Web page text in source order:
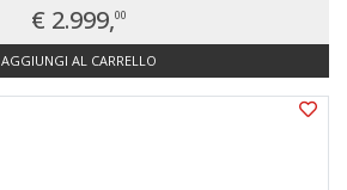
€ 2.999,00
AGGIUNGI AL CARRELLO